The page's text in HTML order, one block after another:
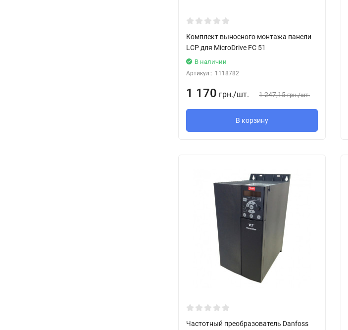
Комплект выносного монтажа панели
LCP для MicroDrive FC 51
В наличии
Артикул:: 1118782
1 170 грн./шт. 1 247,15 грн./шт.
В корзину
Частотный преобразователь Danfoss